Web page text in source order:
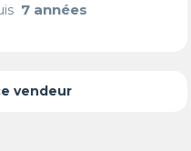
7 années
vendeur